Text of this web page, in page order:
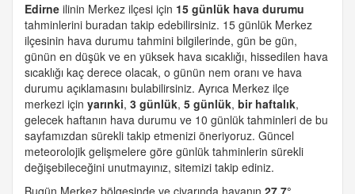
Edirne ilinin Merkez ilçesi için 15 günlük hava durumu
tahminlerini buradan takip edebilirsiniz. 15 günlük Merkez
ilçesinin hava durumu tahmini bilgilerinde, gün be gün,
günün en düşük ve en yüksek hava sıcaklığı, hissedilen hava
sıcaklığı kaç derece olacak, o günün nem oranı ve hava
durumu açıklamasını bulabilirsiniz. Ayrıca Merkez ilçe
merkezi için yarınki, 3 günlük, 5 günlük, bir haftalık,
gelecek haftanın hava durumu ve 10 günlük tahminleri de bu
sayfamızdan sürekli takip etmenizi öneriyoruz. Güncel
meteorolojik gelişmelere göre günlük tahminlerin sürekli
değişebileceğini unutmayınız, sitemizi takip ediniz.
Bugün Merkez bölgesinde ve civarında havanın 27.7°